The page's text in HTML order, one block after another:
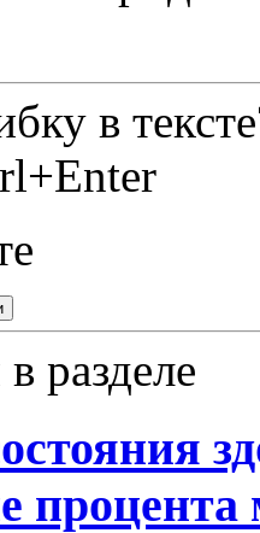
в
разделе